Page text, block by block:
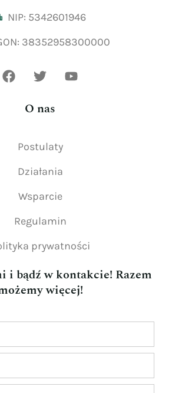
NIP: 5342601946
38352958300000
O nas
Postulaty
Działania
Wsparcie
Regulamin
prywatności
i bądź w kontakcie! Razem
więcej!